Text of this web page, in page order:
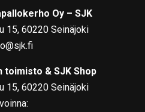
Oy – SJK
15, 60220 Seinäjoki
toimisto & SJK Shop
15, 60220 Seinäjoki